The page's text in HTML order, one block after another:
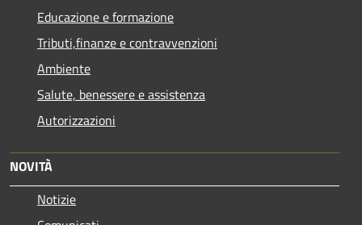
Educazione e formazione
Tributi,finanze e contravvenzioni
Ambiente
Salute, benessere e assistenza
Autorizzazioni
NOVITÀ
Notizie